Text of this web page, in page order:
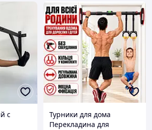
с
Турники для дома
Перекладина для